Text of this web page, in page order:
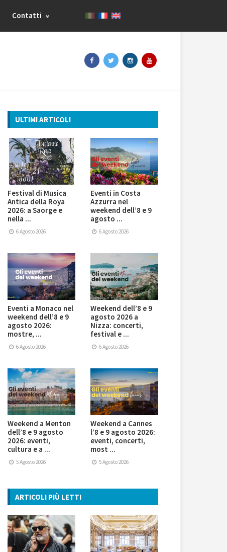
Contatti
ULTIMI ARTICOLI
Festival di Musica
Antica della Roya
2026: a Saorge e
nella ...
6 Agosto 2026
Eventi in Costa
Azzurra nel
weekend dell’8 e 9
agosto ...
6 Agosto 2026
Eventi a Monaco nel
weekend dell’8 e 9
agosto 2026:
mostre, ...
6 Agosto 2026
Weekend dell’8 e 9
agosto 2026 a
Nizza: concerti,
festival e ...
6 Agosto 2026
Weekend a Menton
dell’8 e 9 agosto
2026: eventi,
cultura e a ...
5 Agosto 2026
Weekend a Cannes
l’8 e 9 agosto 2026:
eventi, concerti,
most ...
5 Agosto 2026
ARTICOLI PIÙ LETTI